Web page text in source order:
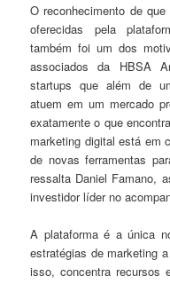
O reconhecimento de
oferecidas pela
também foi um dos
associados da HBSA
startups que além de
atuem em um mercado
exatamente o que
marketing digital está em
de novas ferramentas
ressalta Daniel Famano,
investidor líder no
A plataforma é a única
estratégias de marketing
isso, concentra recursos